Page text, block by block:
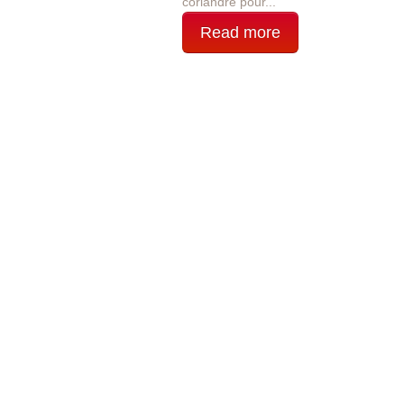
Read more